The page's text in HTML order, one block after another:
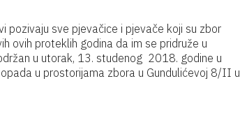
pozivaju sve pjevačice i pjevače koji su zbor
ovih proteklih godina da im se pridruže u
u utorak, 13. studenog 2018. godine u
u prostorijama zbora u Gundulićevoj 8/II u